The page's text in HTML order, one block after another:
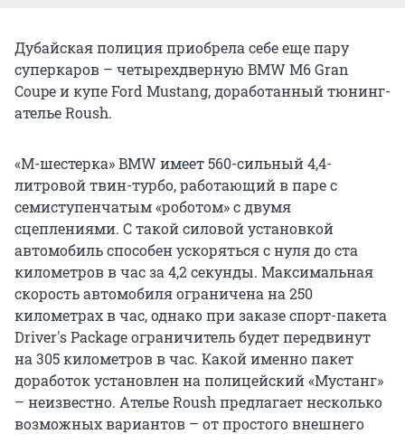
Дубайская полиция приобрела себе еще пару
суперкаров – четырехдверную BMW M6 Gran
Coupe и купе Ford Mustang, доработанный тюнинг-
ателье Roush.
«М-шестерка» BMW имеет 560-сильный 4,4-
литровой твин-турбо, работающий в паре с
семиступенчатым «роботом» с двумя
сцеплениями. С такой силовой установкой
автомобиль способен ускоряться с нуля до ста
километров в час за 4,2 секунды. Максимальная
скорость автомобиля ограничена на 250
километрах в час, однако при заказе спорт-пакета
Driver's Package ограничитель будет передвинут
на 305 километров в час. Какой именно пакет
доработок установлен на полицейский «Мустанг»
– неизвестно. Ателье Roush предлагает несколько
возможных вариантов – от простого внешнего